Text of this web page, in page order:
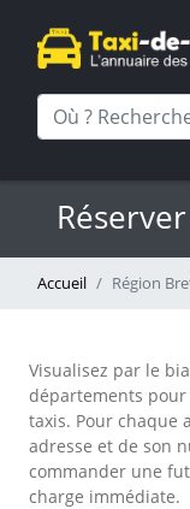
Accueil Région
Visualisez par le
départements
taxis. Pour chaque
adresse et de son
commander une
charge immédiate.